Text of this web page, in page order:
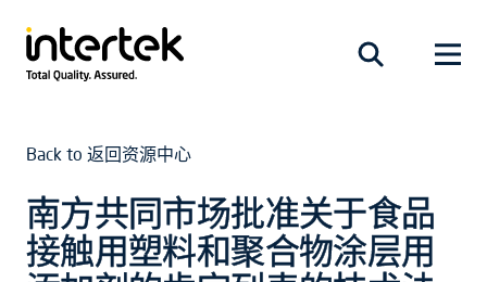
Back to 返回资源中心
南方共同市场批准关于食品
接触用塑料和聚合物涂层用